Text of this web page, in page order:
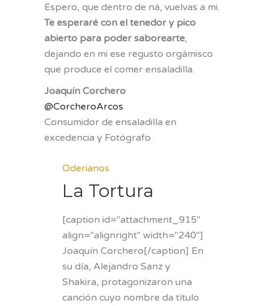
Espero, que dentro de ná, vuelvas a mi.
Te esperaré con el tenedor y pico
abierto para poder saborearte,
dejando en mi ese regusto orgámisco
que produce el comer ensaladilla.
Joaquín Corchero
@CorcheroArcos
Consumidor de ensaladilla en
excedencia y Fotógrafo
Oderianos
La Tortura
[caption id="attachment_915"
align="alignright" width="240"]
Joaquín Corchero[/caption] En
su día, Alejandro Sanz y
Shakira, protagonizaron una
canción cuyo nombre da título